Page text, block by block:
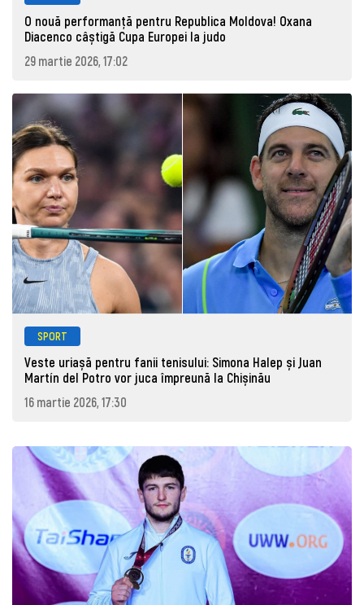
O nouă performanță pentru Republica Moldova! Oxana
Diacenco câștigă Cupa Europei la judo
29 martie 2026, 17:02
SPORT
Veste uriașă pentru fanii tenisului: Simona Halep și Juan
Martín del Potro vor juca împreună la Chișinău
16 martie 2026, 17:30